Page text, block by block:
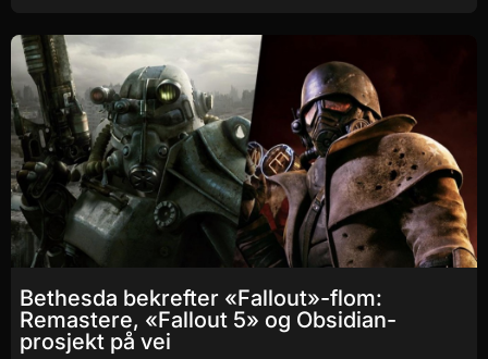
Bethesda bekrefter «Fallout»-flom:
Remastere, «Fallout 5» og Obsidian-
prosjekt på vei